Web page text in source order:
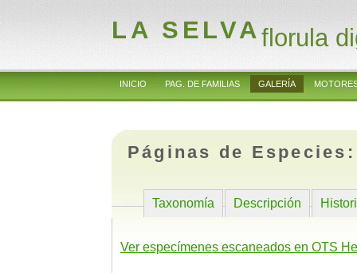
LA SELVAflorula
INICIO PAG. DE FAMILIAS GALERÍA
Páginas de
Taxonomía Descripción
Ver especímenes escaneados en OTS